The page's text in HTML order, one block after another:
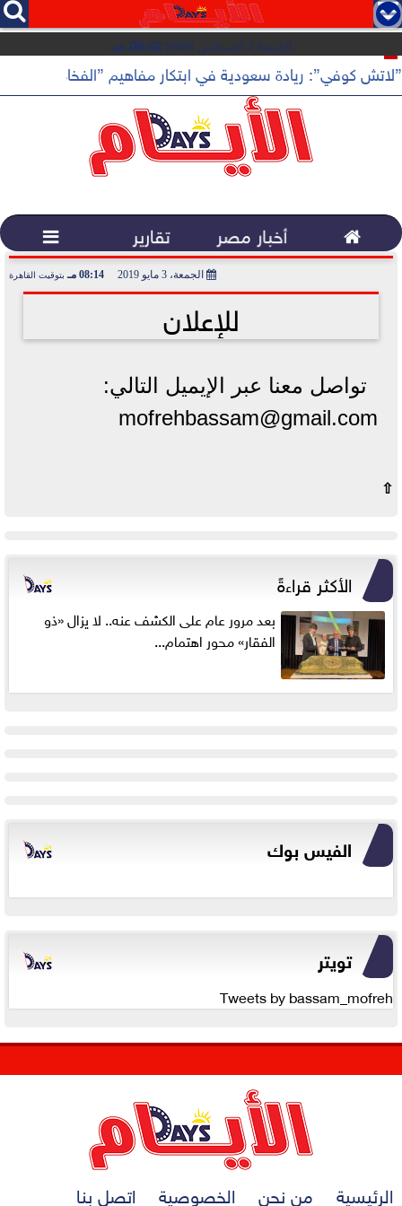
   
الجمعة 7 أغسطس 2026 06:42 صـ
”لاتش كوفي”: ريادة سعودية في ابتكار مفاهيم ”الفخامة
 أخبار مصر تقارير 
الجمعة، 3 مايو 2019 08:14 مـ بتوقيت القاهرة
للإعلان
تواصل معنا عبر الإيميل التالي:
mofrehbassam@gmail.com
⇧
الأكثر قراءةً
بعد مرور عام على الكشف عنه.. لا يزال «ذو
الفقار» محور اهتمام...
الفيس بوك
تويتر
Tweets by bassam_mofreh
الرئيسية من نحن الخصوصية اتصل بنا